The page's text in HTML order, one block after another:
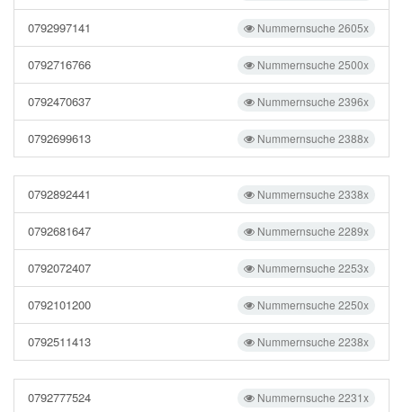
Nummernsuche 2605x
0792997141
Nummernsuche 2500x
0792716766
Nummernsuche 2396x
0792470637
Nummernsuche 2388x
0792699613
Nummernsuche 2338x
0792892441
Nummernsuche 2289x
0792681647
Nummernsuche 2253x
0792072407
Nummernsuche 2250x
0792101200
Nummernsuche 2238x
0792511413
Nummernsuche 2231x
0792777524